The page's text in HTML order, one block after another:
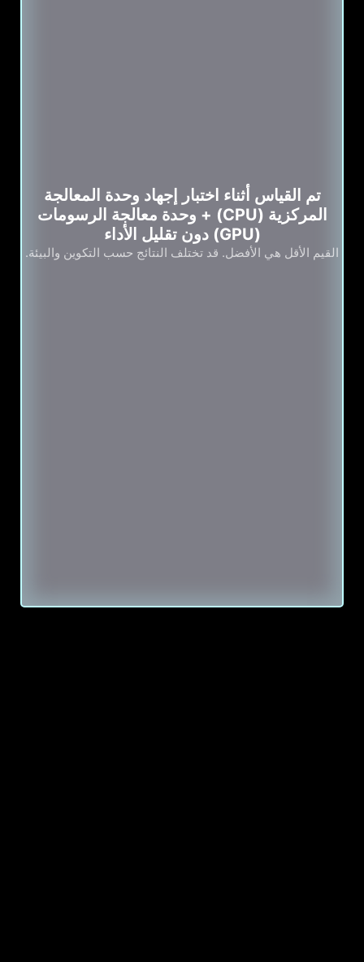
تم القياس أثناء اختبار إجهاد وحدة المعالجة
المركزية (CPU) + وحدة معالجة الرسومات
(GPU) دون تقليل الأداء
القيم الأقل هي الأفضل. قد تختلف النتائج حسب التكوين والبيئة.